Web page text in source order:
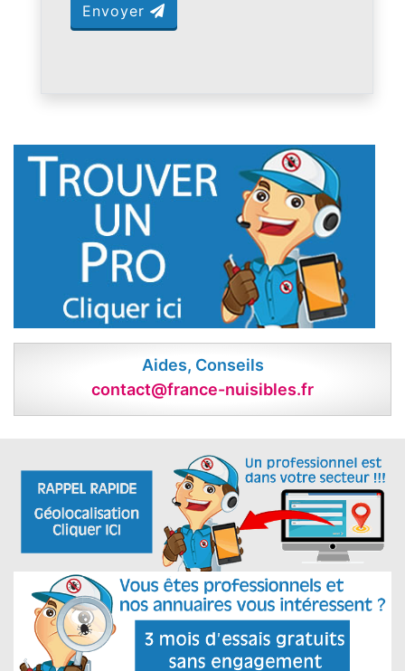
Envoyer
Aides, Conseils
contact@france-nuisibles.fr